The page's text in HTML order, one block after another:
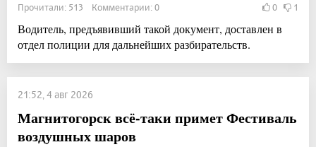
Прочитали: 513 Комментарии: 0 0 1
Водитель, предъявивший такой документ, доставлен в
отдел полиции для дальнейших разбирательств.
21:52, 4 авг 2026
Магнитогорск всё-таки примет Фестиваль
воздушных шаров